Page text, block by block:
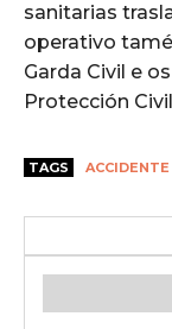
sanitarias
operativo
Garda Civil e
Protección
TAGS ACCIDENTE